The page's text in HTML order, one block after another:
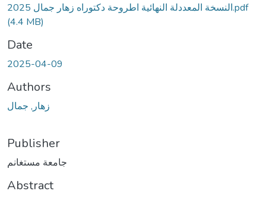
النسخة المعددلة النهائية اطروحة دكتوراه زهار جمال 2025.pdf
(4.4 MB)
Date
2025-04-09
Authors
زهار, جمال
Publisher
جامعة مستغانم
Abstract